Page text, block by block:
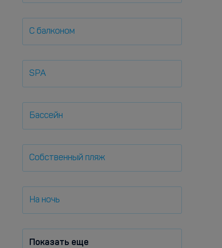
С балконом
SPA
Бассейн
Собственный пляж
На ночь
Показать еще